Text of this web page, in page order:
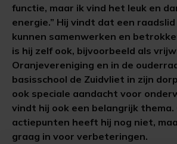
functie, maar ik vind het leuk en
energie.” Hij vindt dat een
kunnen samenwerken en
is hij zelf ook, bijvoorbeeld als
Oranjevereniging en in de
basisschool de Zuidvliet in zijn
ook speciale aandacht voor
vindt hij ook een belangrijk thema.
actiepunten heeft hij nog niet,
graag in voor verbeteringen.